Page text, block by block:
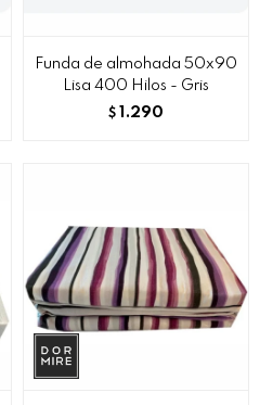
Funda de almohada 50x90
Lisa 400 Hilos - Gris
$ 1.290